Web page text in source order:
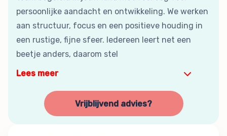
persoonlijke aandacht en ontwikkeling. We werken
aan structuur, focus en een positieve houding in
een rustige, fijne sfeer. Iedereen leert net een
beetje anders, daarom stel
Lees meer
Vrijblijvend advies?